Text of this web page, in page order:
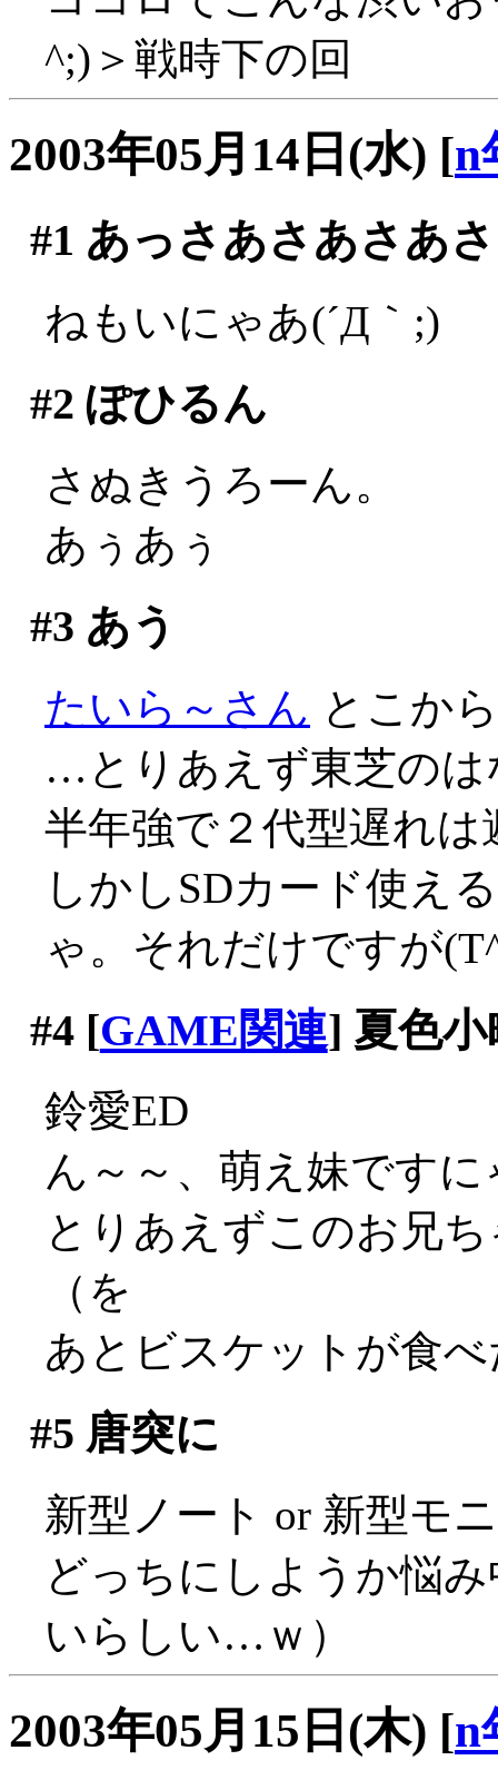
^;)＞戦時下の回
2003年05月14日(水) [n
#1 あっさあさあさあ
ねもいにゃあ(´Д｀;)
#2 ぽひるん
さぬきうろーん。
あぅあぅ
#3 あう
たいら～さん とこか
…とりあえず東芝のは
半年強で２代型遅れは
しかしSDカード使え
ゃ。それだけですが
#4[GAME関連] 夏色小
鈴愛ED
ん～～、萌え妹です
とりあえずこのお兄
（を
あとビスケットが食
#5 唐突に
新型ノート or 新型モ
どっちにしようか悩
いらしい…ｗ）
2003年05月15日(木) [n